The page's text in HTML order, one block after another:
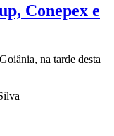
Conepex e
na tarde desta